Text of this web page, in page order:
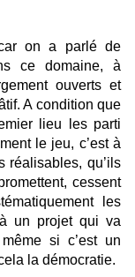
on a parlé de
ce domaine, à
ouverts et
A condition que
lieu les parti
le jeu, c’est à
réalisables, qu’ils
cessent
les
un projet qui va
si c’est un
la démocratie.